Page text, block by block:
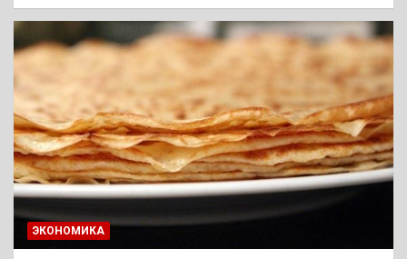
ЭКОНОМИКА